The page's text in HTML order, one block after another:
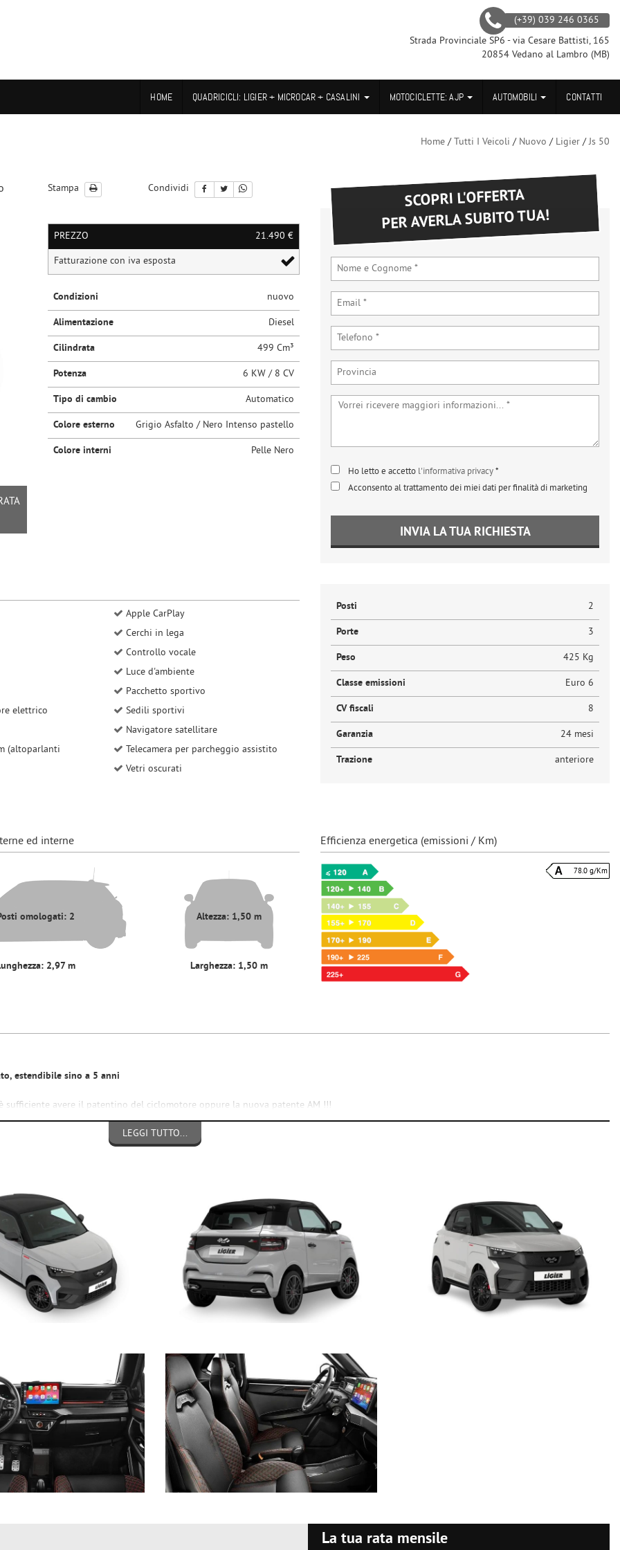
(+39) 039 246 0365
Strada Provinciale SP6 - via Cesare Battisti, 165
20854 Vedano al Lambro (MB)
HOME QUADRICICLI: LIGIER + MICROCAR + CASALINI MOTOCICLETTE: AJP AUTOMOBILI CONTATTI
Home /Tutti I Veicoli / Nuovo / Ligier /Js 50
Stampa Condividi
PREZZO 21.490 €
Fatturazione con iva esposta
Condizioni nuovo
Alimentazione Diesel
Cilindrata 499 Cm³
Potenza 6 KW / 8 CV
Tipo di cambio Automatico
Colore esterno Grigio Asfalto / Nero Intenso pastello
Colore interni Pelle Nero
SCOPRI L'OFFERTA
PER AVERLA SUBITO TUA!
Ho letto e accetto l'informativa privacy*
Acconsento al trattamento dei miei dati per finalità di marketing
INVIA LA TUA RICHIESTA
elettrico
(altoparlanti
Apple CarPlay
Cerchi in lega
Controllo vocale
Luce d'ambiente
Pacchetto sportivo
Sedili sportivi
Navigatore satellitare
Telecamera per parcheggio assistito
Vetri oscurati
Posti 2
Porte 3
Peso 425 Kg
Classe emissioni Euro 6
CV fiscali 8
Garanzia 24 mesi
Trazione anteriore
ed interne
omologati: 2
2,97 m
Altezza: 1,50 m
Larghezza: 1,50 m
Efficienza energetica (emissioni / Km)
78.0 g/Km
estendibile sino a 5 anni
avere il patentino del ciclomotore oppure la nuova patente AM !!!
in decibel), sia da fermo che in marcia
nuova
normativa antinquinamento Euro5+
common-rail REVO D+
, garantendo non vi sia perdita di potenza durante la marcia, neppure su strade in salita, grazie alla gestione
del veicolo. Rapida ed efficace produzione di aria condizionata, fredda o calda: i passeggeri godranno di aria fresca durante la
durante le giornate piovose ottimizzando la visibilità e dunque la sicurezza.
in ogni condizioni di marcia e fondo stradale, per un controllo del veicolo senza paragoni. Inoltre, è possibile ruotare il volante con un solo
10 volte minore rispetto ai veicoli non equipaggiati; così anche i conducenti alle prime esperienze di guida guadagnano dimestichezza nel
con Waze o Maps, ascoltare la musica preferita tramite piattaforme come Spotify o Deezer, ricevere/inviare un messaggio con WhatsApp o
non è necessario impugnare il telefono per approfittare della moltitudine di applicazioni disponibili sullo smartphone (eccetto quelle
via cavo USB per gestire in modo semplice e intuitivo le funzionalità multimediali tramite lo
LEGGI TUTTO...
La tua rata mensile